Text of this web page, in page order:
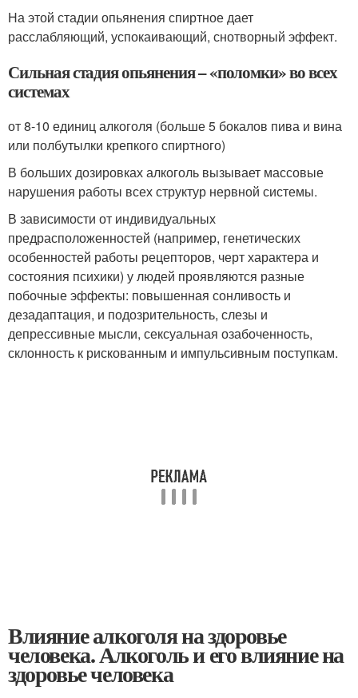
На этой стадии опьянения спиртное дает
расслабляющий, успокаивающий, снотворный эффект.
Сильная стадия опьянения – «поломки» во всех
системах
от 8-10 единиц алкоголя (больше 5 бокалов пива и вина
или полбутылки крепкого спиртного)
В больших дозировках алкоголь вызывает массовые
нарушения работы всех структур нервной системы.
В зависимости от индивидуальных
предрасположенностей (например, генетических
особенностей работы рецепторов, черт характера и
состояния психики) у людей проявляются разные
побочные эффекты: повышенная сонливость и
дезадаптация, и подозрительность, слезы и
депрессивные мысли, сексуальная озабоченность,
склонность к рискованным и импульсивным поступкам.
Влияние алкоголя на здоровье
человека. Алкоголь и его влияние на
здоровье человека